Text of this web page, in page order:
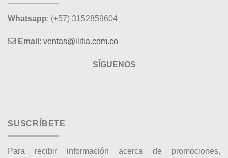
Whatsapp: (+57) 3152859604
Email : ventas@ilitia.com.co
SÍGUENOS
SUSCRÍBETE
Para recibir información acerca de promociones,